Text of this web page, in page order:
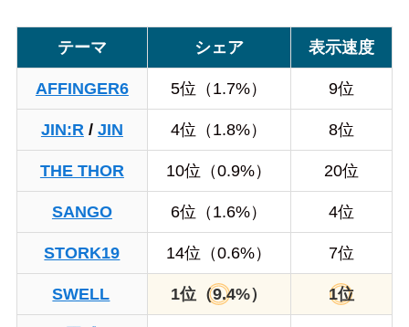
テーマ シェア 表示速度
AFFINGER6 5位（1.7%） 9位
JIN:R/ JIN 4位（1.8%） 8位
THE THOR 10位（0.9%） 20位
SANGO 6位（1.6%） 4位
STORK19 14位（0.6%） 7位
SWELL 1位（9.4%） 1位